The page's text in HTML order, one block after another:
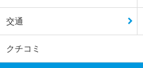
交通
クチコミ